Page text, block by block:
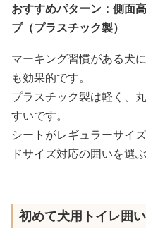
おすすめパターン：側面
プ（プラスチック製）
マーキング習慣がある犬
も効果的です。
プラスチック製は軽く、
すいです。
シートがレギュラーサイ
ドサイズ対応の囲いを選
初めて犬用トイレ囲